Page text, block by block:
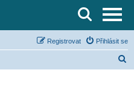
Přihlásit se
Registrovat